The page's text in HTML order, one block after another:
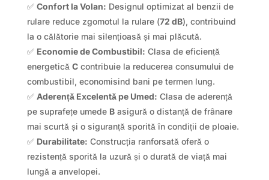
✅ Confort la Volan: Designul optimizat al benzii de
rulare reduce zgomotul la rulare (72 dB), contribuind
la o călătorie mai silențioasă și mai plăcută.
✅ Economie de Combustibil: Clasa de eficiență
energetică Ccontribuie la reducerea consumului de
combustibil, economisind bani pe termen lung.
✅ Aderență Excelentă pe Umed: Clasa de aderență
pe suprafețe umede Basigură o distanță de frânare
mai scurtă și o siguranță sporită în condiții de ploaie.
✅ Durabilitate: Construcția ranforsată oferă o
rezistență sporită la uzură și o durată de viață mai
lungă a anvelopei.